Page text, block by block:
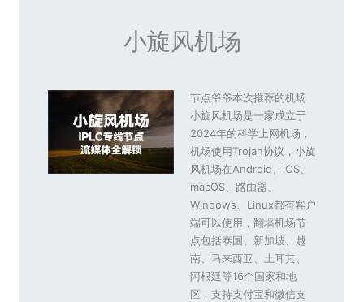
小旋风机场
节点爷爷本次推荐的机场
小旋风机场是一家成立于
2024年的科学上网机场，
机场使用Trojan协议，小旋
风机场在Android、iOS、
macOS、路由器、
Windows、Linux都有客户
端可以使用，翻墙机场节
点包括泰国、新加坡、越
南、马来西亚、土耳其、
阿根廷等16个国家和地
区，支持支付宝和微信支